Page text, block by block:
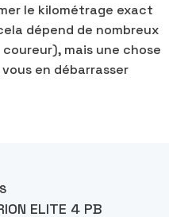
le kilométrage exact
dépend de nombreux
mais une chose
en débarrasser
ELITE 4 PB